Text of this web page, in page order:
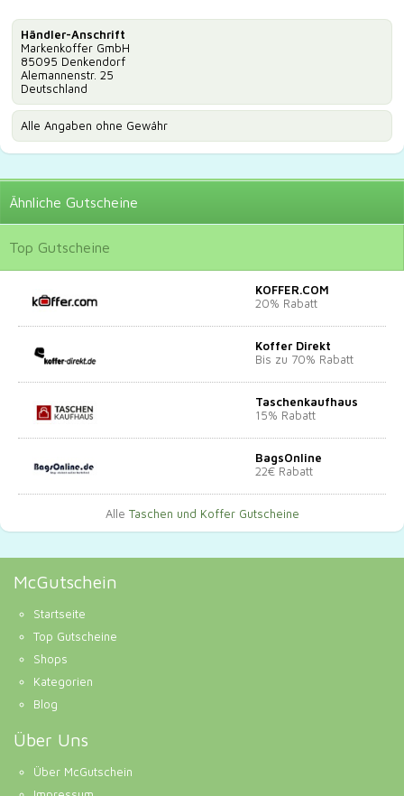
Händler-Anschrift
Markenkoffer GmbH
85095 Denkendorf
Alemannenstr. 25
Deutschland
Alle Angaben ohne Gewähr
Ähnliche Gutscheine
Top Gutscheine
KOFFER.COM
20% Rabatt
Koffer Direkt
Bis zu 70% Rabatt
Taschenkaufhaus
15% Rabatt
BagsOnline
22€ Rabatt
Alle Taschen und Koffer Gutscheine
McGutschein
Startseite
Top Gutscheine
Shops
Kategorien
Blog
Über Uns
Über McGutschein